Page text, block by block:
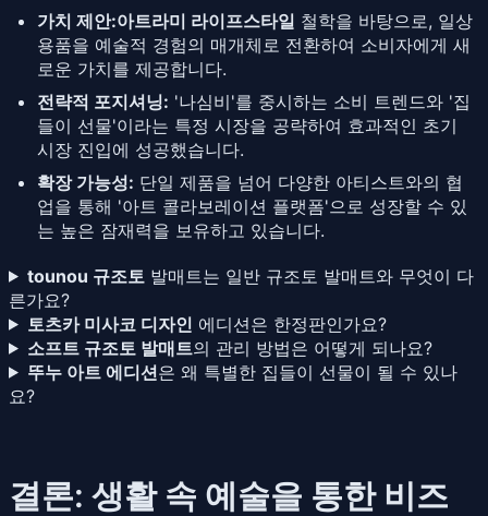
가치 제안:아트라미 라이프스타일 철학을 바탕으로, 일상
용품을 예술적 경험의 매개체로 전환하여 소비자에게 새
로운 가치를 제공합니다.
전략적 포지셔닝: '나심비'를 중시하는 소비 트렌드와 '집
들이 선물'이라는 특정 시장을 공략하여 효과적인 초기
시장 진입에 성공했습니다.
확장 가능성: 단일 제품을 넘어 다양한 아티스트와의 협
업을 통해 '아트 콜라보레이션 플랫폼'으로 성장할 수 있
는 높은 잠재력을 보유하고 있습니다.
tounou 규조토 발매트는 일반 규조토 발매트와 무엇이 다
른가요?
토츠카 미사코 디자인 에디션은 한정판인가요?
소프트 규조토 발매트의 관리 방법은 어떻게 되나요?
뚜누 아트 에디션은 왜 특별한 집들이 선물이 될 수 있나
요?
결론: 생활 속 예술을 통한 비즈